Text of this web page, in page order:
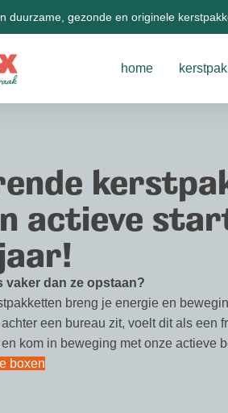
duurzame, gezonde en originele
home
actieve
vaker dan ze opstaan?
breng je energie en
een bureau zit, voelt dit als een
kom in beweging met onze actieve
boxen